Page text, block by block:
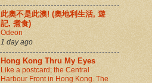
此奧不是此澳! (奧地利生活, 遊
記, 煮食)
Odeon
1 day ago
Hong Kong Thru My Eyes
Like a postcard; the Central
Harbour Front in Hong Kong. The